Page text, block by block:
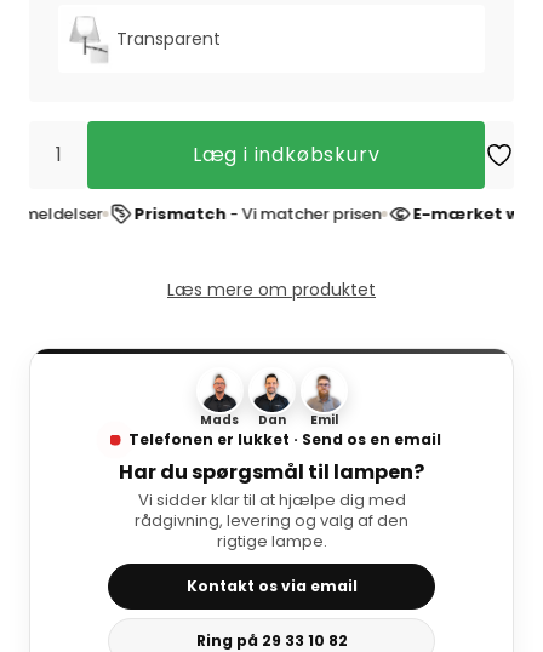
Transparent
Læg i indkøbskurv
Prismatch- Vi matcher prisen E-mærket
Læs mere om produktet
Mads Dan Emil
Telefonen er lukket · Send os en email
Har du spørgsmål til lampen?
Vi sidder klar til at hjælpe dig med
rådgivning, levering og valg af den
rigtige lampe.
Kontakt os via email
Ring på 29 33 10 82